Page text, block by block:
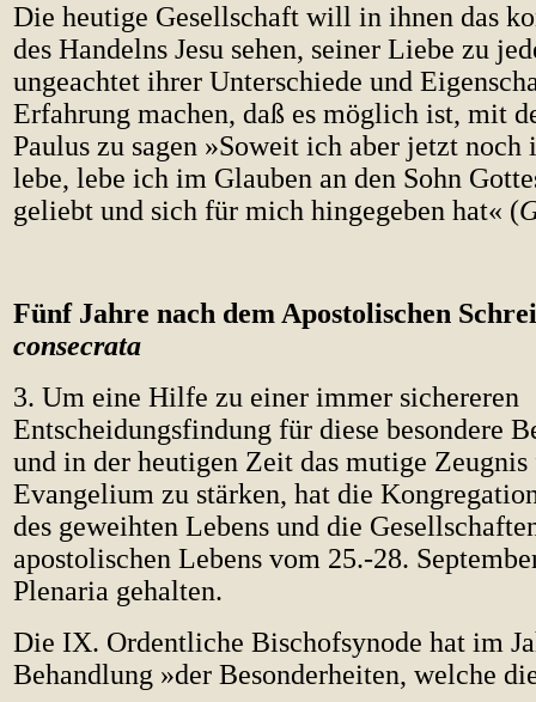
Die heutige Gesellschaft will in ihnen das
des Handelns Jesu sehen, seiner Liebe zu
ungeachtet ihrer Unterschiede und
Erfahrung machen, daß es möglich ist, mit
Paulus zu sagen »Soweit ich aber jetzt noch
lebe, lebe ich im Glauben an den Sohn
geliebt und sich für mich hingegeben hat« (
Fünf Jahre nach dem Apostolischen
consecrata
3. Um eine Hilfe zu einer immer sichereren
Entscheidungsfindung für diese besondere
und in der heutigen Zeit das mutige Zeugnis
Evangelium zu stärken, hat die
des geweihten Lebens und die
apostolischen Lebens vom 25.-28.
Plenaria gehalten.
Die IX. Ordentliche Bischofsynode hat im
Behandlung »der Besonderheiten, welche